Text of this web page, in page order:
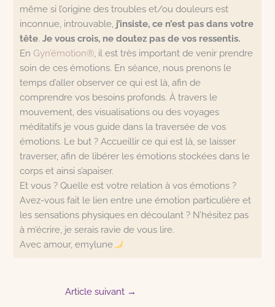
même si l’origine des troubles et/ou douleurs est
inconnue, introuvable, j’insiste, ce n’est pas dans votre
tête.Je vous crois, ne doutez pas de vos ressentis.
EnGyn’émotion® , il est très important de venir prendre
soin de ces émotions. En séance, nous prenons le
temps d’aller observer ce qui est là, afin de
comprendre vos besoins profonds. À travers le
mouvement, des visualisations ou des voyages
méditatifs je vous guide dans la traversée de vos
émotions. Le but ? Accueillir ce qui est là, se laisser
traverser, afin de libérer les émotions stockées dans le
corps et ainsi s’apaiser.
Et vous ? Quelle est votre relation à vos émotions ?
Avez-vous fait le lien entre une émotion particulière et
les sensations physiques en découlant ? N’hésitez pas
à m’écrire, je serais ravie de vous lire.
Avec amour, emylune
Article suivant →